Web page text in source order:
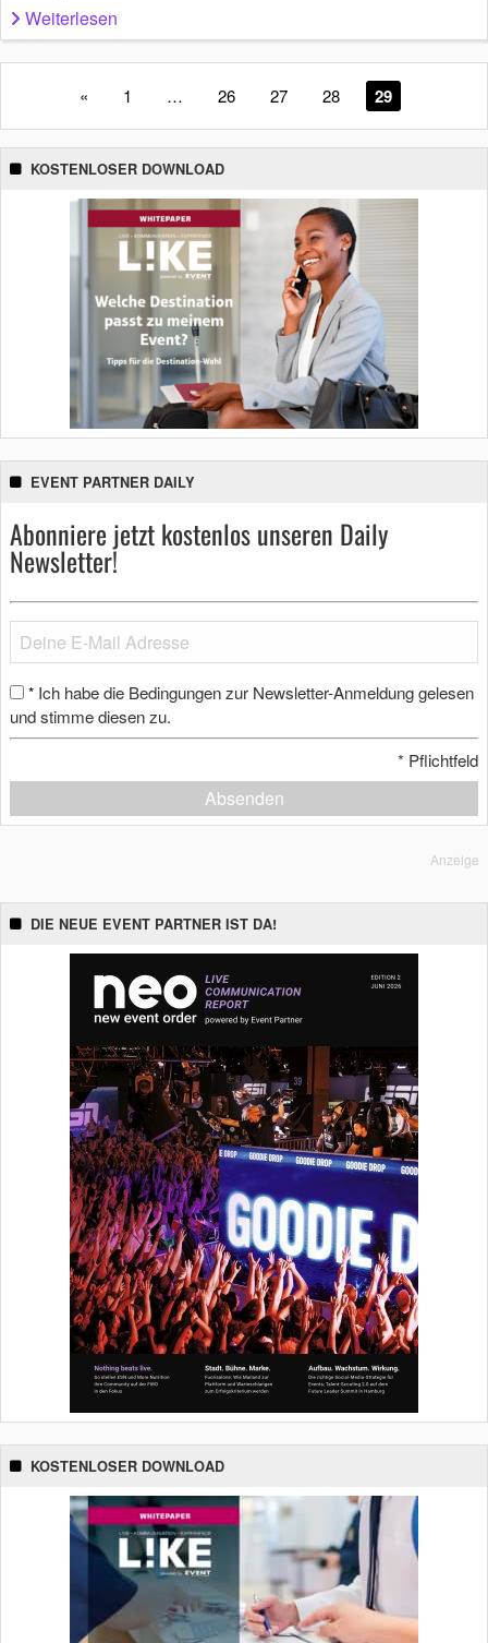
Weiterlesen
« 1 … 26 27 28 29
KOSTENLOSER DOWNLOAD
EVENT PARTNER DAILY
Abonniere jetzt kostenlos unseren Daily
Newsletter!
* Ich habe die Bedingungen zur Newsletter-Anmeldung gelesen
und stimme diesen zu.
* Pflichtfeld
Absenden
Anzeige
DIE NEUE EVENT PARTNER IST DA!
KOSTENLOSER DOWNLOAD